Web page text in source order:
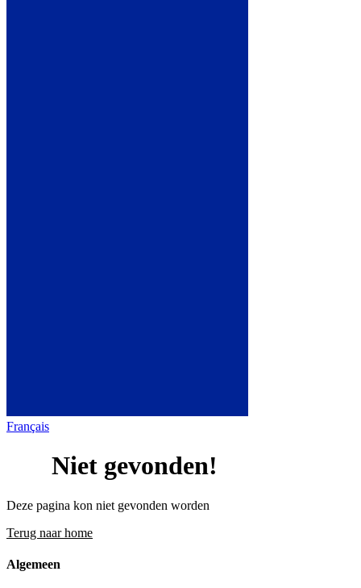
Français
Niet gevonden!
Deze pagina kon niet gevonden worden
Terug naar home
Algemeen